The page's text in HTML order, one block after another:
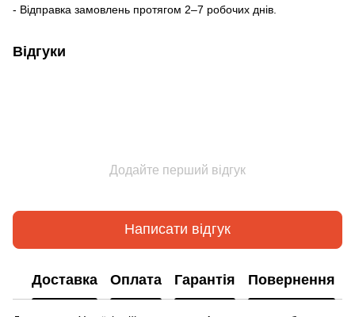
- Відправка замовлень протягом 2–7 робочих днів.
Відгуки
Додайте перший відгук
Написати відгук
Доставка Оплата Гарантія Повернення